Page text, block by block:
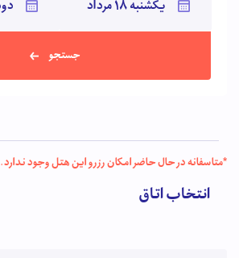
جستجو
*متاسفانه در حال حاضر امکان رزرو این هتل وجود ندارد.
انتخاب اتاق